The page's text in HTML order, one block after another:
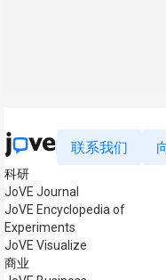
联系我们
科研
JoVE Journal
JoVE Encyclopedia of
Experiments
JoVE Visualize
商业